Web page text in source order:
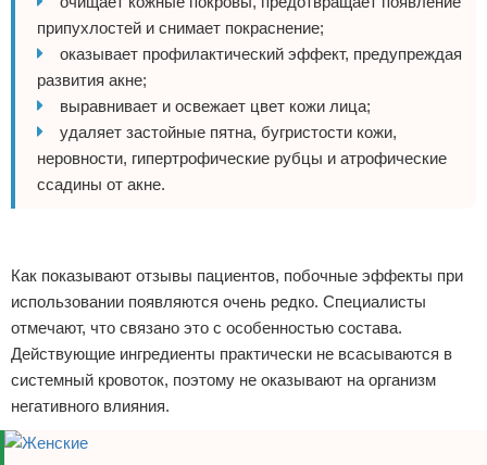
припухлостей и снимает покраснение;
оказывает профилактический эффект, предупреждая
развития акне;
выравнивает и освежает цвет кожи лица;
удаляет застойные пятна, бугристости кожи,
неровности, гипертрофические рубцы и атрофические
ссадины от акне.
Как показывают отзывы пациентов, побочные эффекты при
использовании появляются очень редко. Специалисты
отмечают, что связано это с особенностью состава.
Действующие ингредиенты практически не всасываются в
системный кровоток, поэтому не оказывают на организм
негативного влияния.